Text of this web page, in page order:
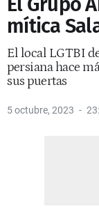
mítica
El local LGTBI
persiana hace
sus puertas
5 octubre, 2023